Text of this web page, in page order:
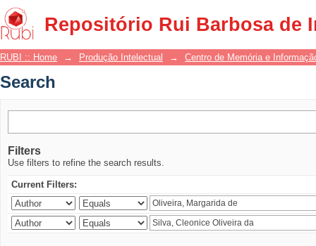
Repositório Rui Barbosa de
Search
RUBI :: Home → Produção Intelectual → Centro de Memória e
Search
Filters
Use filters to refine the search results.
Current Filters: